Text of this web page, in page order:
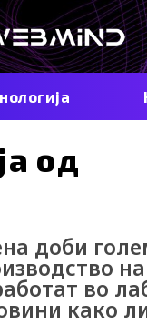
од
доби
во
како